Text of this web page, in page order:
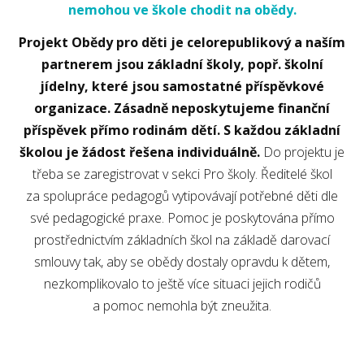
nemohou ve škole chodit na obědy.
Projekt Obědy pro děti je celorepublikový a naším
partnerem jsou základní školy, popř. školní
jídelny, které jsou samostatné příspěvkové
organizace. Zásadně neposkytujeme finanční
příspěvek přímo rodinám dětí. S každou základní
školou je žádost řešena individuálně. Do projektu je
třeba se zaregistrovat v sekci Pro školy. Ředitelé škol
za spolupráce pedagogů vytipovávají potřebné děti dle
své pedagogické praxe. Pomoc je poskytována přímo
prostřednictvím základních škol na základě darovací
smlouvy tak, aby se obědy dostaly opravdu k dětem,
nezkomplikovalo to ještě více situaci jejich rodičů
a pomoc nemohla být zneužita.